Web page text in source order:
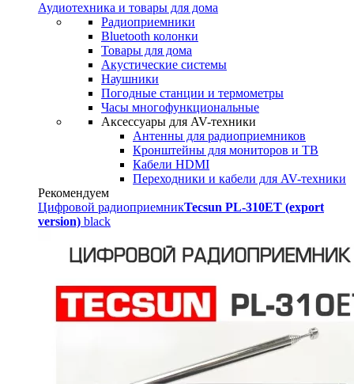
Аудиотехника и товары для дома
Радиоприемники
Bluetooth колонки
Товары для дома
Акустические системы
Наушники
Погодные станции и термометры
Часы многофункциональные
Аксессуары для AV-техники
Антенны для радиоприемников
Кронштейны для мониторов и ТВ
Кабели HDMI
Переходники и кабели для AV-техники
Рекомендуем
Цифровой радиоприемникTecsun PL-310ET (export
version) black